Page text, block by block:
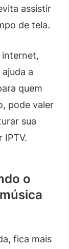
assistir
de tela.
internet,
a
quem
pode valer
sua
IPTV.
o
fica mais